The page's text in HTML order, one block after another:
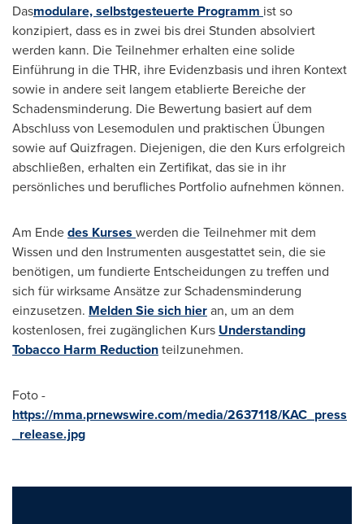
Dasmodulare, selbstgesteuerte Programm ist so
konzipiert, dass es in zwei bis drei Stunden absolviert
werden kann. Die Teilnehmer erhalten eine solide
Einführung in die THR, ihre Evidenzbasis und ihren Kontext
sowie in andere seit langem etablierte Bereiche der
Schadensminderung. Die Bewertung basiert auf dem
Abschluss von Lesemodulen und praktischen Übungen
sowie auf Quizfragen. Diejenigen, die den Kurs erfolgreich
abschließen, erhalten ein Zertifikat, das sie in ihr
persönliches und berufliches Portfolio aufnehmen können.
Am Endedes Kurses werden die Teilnehmer mit dem
Wissen und den Instrumenten ausgestattet sein, die sie
benötigen, um fundierte Entscheidungen zu treffen und
sich für wirksame Ansätze zur Schadensminderung
einzusetzen. Melden Siesich hieran, um an dem
kostenlosen, frei zugänglichen Kurs Understanding
Tobacco Harm Reductionteilzunehmen.
Foto -
https://mma.prnewswire.com/media/2637118/KAC_press
_release.jpg